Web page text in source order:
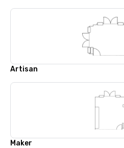
Artisan
Maker